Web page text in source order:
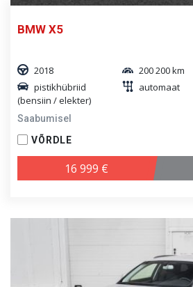
BMW X5
2018
200 200 km
pistikhübriid
(bensiin / elekter)
automaat
Saabumisel
VÕRDLE
16 999 €